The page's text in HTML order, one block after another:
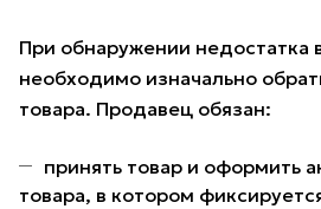
При обнаружении недостатка
необходимо изначально
товара. Продавец обязан:
принять товар и оформить
товара, в котором